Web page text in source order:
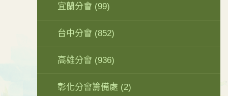
宜蘭分會 (99)
台中分會 (852)
高雄分會 (936)
彰化分會籌備處 (2)